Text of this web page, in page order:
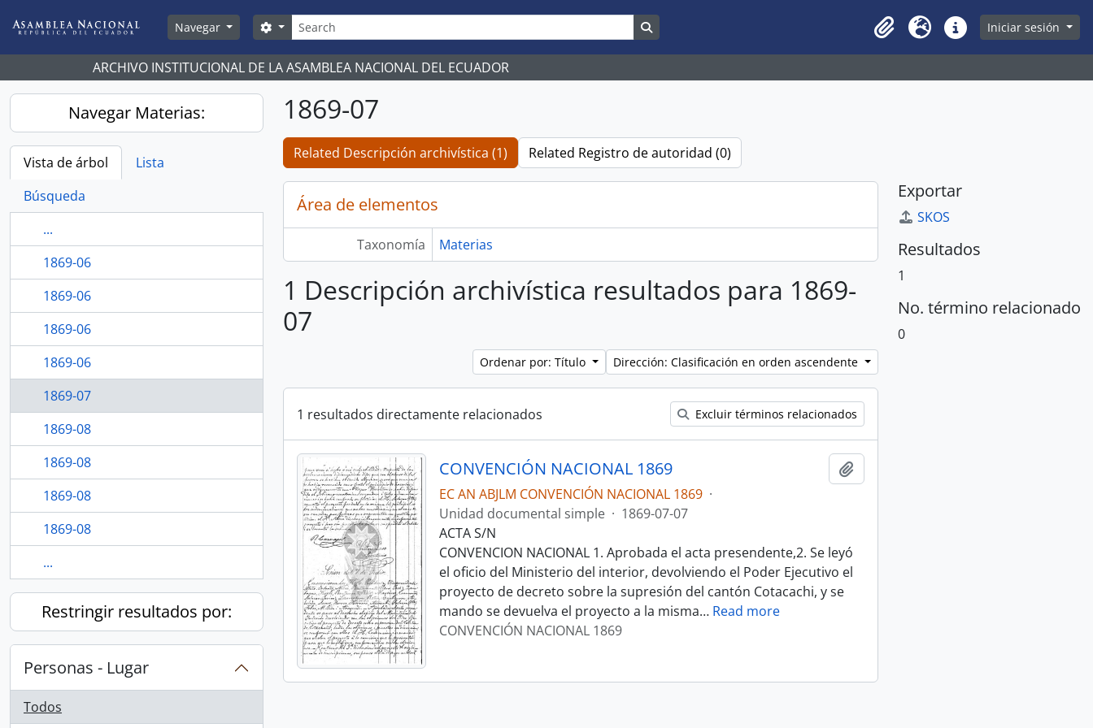
Navegar
Búsqueda
Search options
Clipboard
Idioma Enlaces rápidos
Iniciar sesión
ARCHIVO INSTITUCIONAL DE LA ASAMBLEA NACIONAL DEL ECUADOR
Navegar Materias:
Vista de árbol
Lista
Búsqueda
...
1869-06
1869-06
1869-06
1869-06
1869-07
1869-08
1869-08
1869-08
1869-08
...
Restringir resultados por:
Personas - Lugar
Todos
1869-07
Related Descripción archivística (1) Related Registro de autoridad (0)
Área de elementos
Taxonomía Materias
1 Descripción archivística resultados para 1869-
07
Ordenar por: Título Dirección: Clasificación en orden ascendente
1 resultados directamente relacionados Excluir términos relacionados
CONVENCIÓN NACIONAL 1869
EC AN ABJLM CONVENCIÓN NACIONAL 1869 ·
Unidad documental simple · 1869-07-07
ACTA S/N
CONVENCION NACIONAL 1. Aprobada el acta presendente,2. Se leyó
el oficio del Ministerio del interior, devolviendo el Poder Ejecutivo el
proyecto de decreto sobre la supresión del cantón Cotacachi, y se
mando se devuelva el proyecto a la misma… Read more
CONVENCIÓN NACIONAL 1869
Exportar
SKOS
Resultados
1
No. término relacionado
0